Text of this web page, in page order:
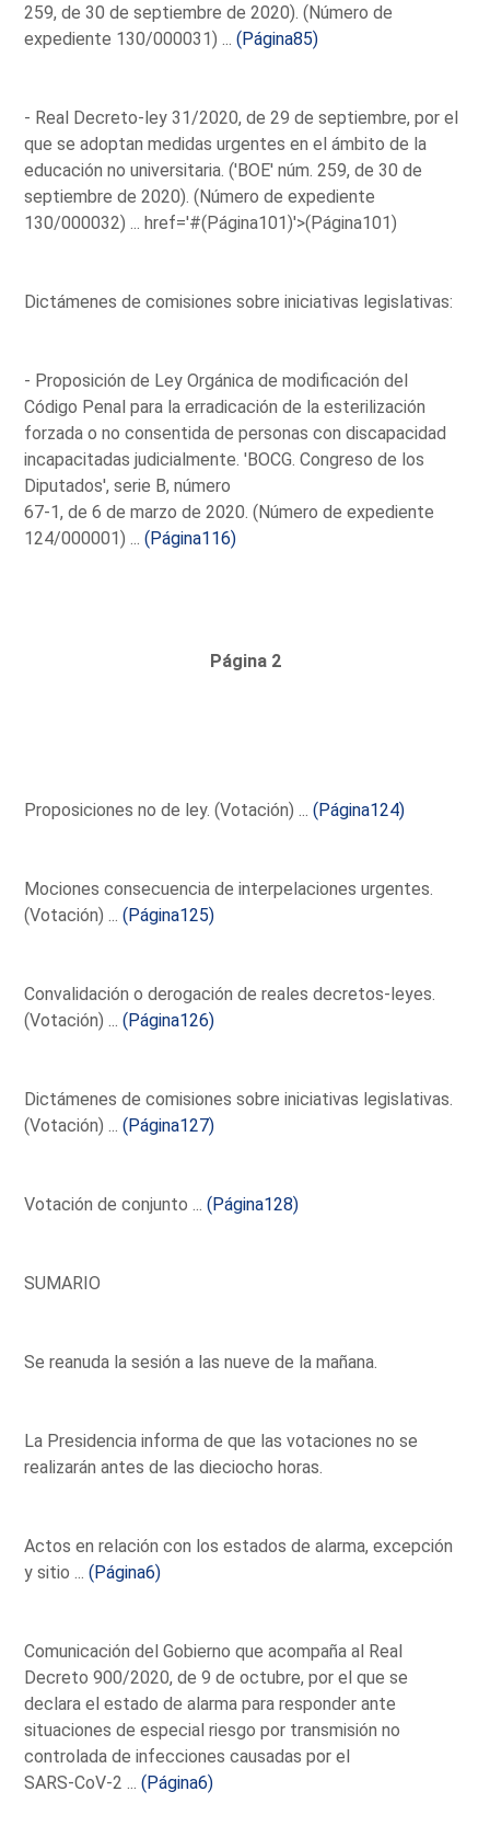
259, de 30 de septiembre de 2020). (Número de
expediente 130/000031) ...(Página85)
- Real Decreto-ley 31/2020, de 29 de septiembre, por el
que se adoptan medidas urgentes en el ámbito de la
educación no universitaria. ('BOE' núm. 259, de 30 de
septiembre de 2020). (Número de expediente
130/000032) ...href='#(Página101)'>(Página101)
Dictámenes de comisiones sobre iniciativas legislativas:
- Proposición de Ley Orgánica de modificación del
Código Penal para la erradicación de la esterilización
forzada o no consentida de personas con discapacidad
incapacitadas judicialmente. 'BOCG. Congreso de los
Diputados', serie B, número
67-1, de 6 de marzo de 2020. (Número de expediente
124/000001) ...(Página116)
Página 2
Proposiciones no de ley. (Votación) ...(Página124)
Mociones consecuencia de interpelaciones urgentes.
(Votación) ...(Página125)
Convalidación o derogación de reales decretos-leyes.
(Votación) ...(Página126)
Dictámenes de comisiones sobre iniciativas legislativas.
(Votación) ...(Página127)
Votación de conjunto ...(Página128)
SUMARIO
Se reanuda la sesión a las nueve de la mañana.
La Presidencia informa de que las votaciones no se
realizarán antes de las dieciocho horas.
Actos en relación con los estados de alarma, excepción
y sitio ...(Página6)
Comunicación del Gobierno que acompaña al Real
Decreto 900/2020, de 9 de octubre, por el que se
declara el estado de alarma para responder ante
situaciones de especial riesgo por transmisión no
controlada de infecciones causadas por el
SARS-CoV-2 ...(Página6)